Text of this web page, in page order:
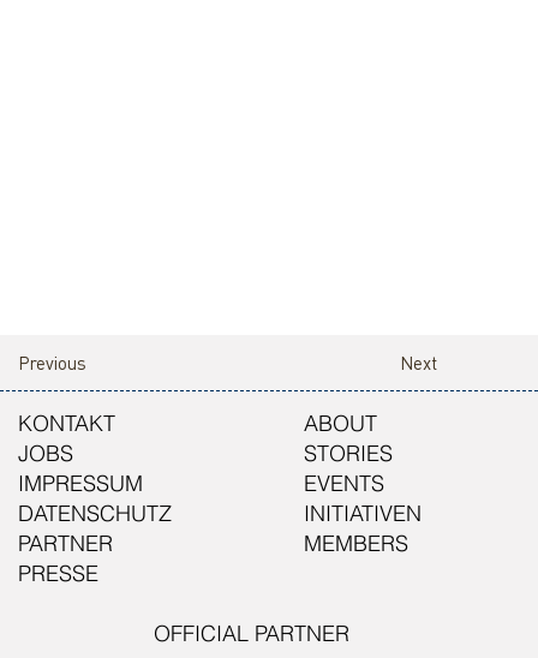
Next
Previous
KONTAKT
JOBS
IMPRESSUM
DATENSCHUTZ
PARTNER
PRESSE
ABOUT
STORIES
EVENTS
INITIATIVEN
MEMBERS
OFFICIAL PARTNER